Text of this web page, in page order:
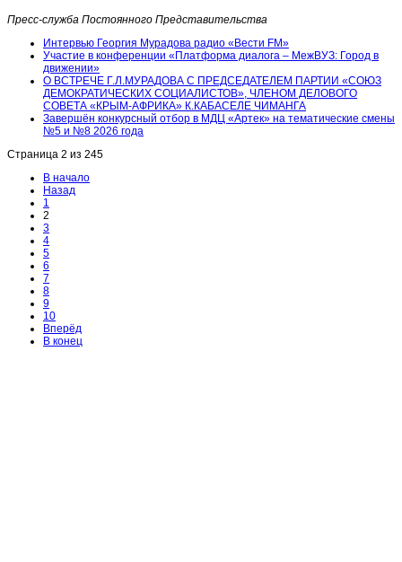
Пресс-служба Постоянного Представительства
Интервью Георгия Мурадова радио «Вести FM»
Участие в конференции «Платформа диалога – МежВУЗ: Город в
движении»
О ВСТРЕЧЕ Г.Л.МУРАДОВА С ПРЕДСЕДАТЕЛЕМ ПАРТИИ «СОЮЗ
ДЕМОКРАТИЧЕСКИХ СОЦИАЛИСТОВ», ЧЛЕНОМ ДЕЛОВОГО
СОВЕТА «КРЫМ-АФРИКА» К.КАБАСЕЛЕ ЧИМАНГА
Завершён конкурсный отбор в МДЦ «Артек» на тематические смены
№5 и №8 2026 года
Страница 2 из 245
В начало
Назад
1
2
3
4
5
6
7
8
9
10
Вперёд
В конец